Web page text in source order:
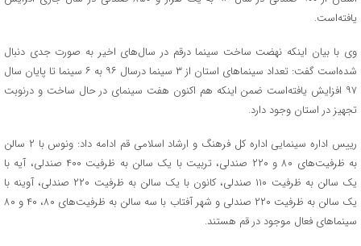
یافته‌است.
وی با بیان اینکه نهضت ساخت سینما درقم در سال‌های اخیر به صورت جدی دنبال
شده‌است گفت: تعداد سینماهای استان از ۳ سینما درسال ۹۶ به ۶ سینما تا پایان سال
۹۷ افزایش یافته‌است ضمن اینکه هم اکنون هفت سینمای در حال ساخت و درنوبت
تجهیز در استان وجود دارد.
رییس اداره سینمایی اداره کل فرهنگ و ارشاد اسلامی قم ادامه داد: ونوس با ۲ سالن
به ظرفیت‌های ۸۰ و ۲۲۰ صندلی، تربیت با یک سالن به ظرفیت ۴۰۰ صندلی، آیه با
یک سالن به ظرفیت ۱۱۰ صندلی، کانون با یک سالن به ظرفیت ۲۲۰ صندلی، آوینه با
یک سالن به ظرفیت ۲۲۰ صندلی و ‌شهر آفتاب با سه سالن به ظرفیت‌های ۸۰، ۴۰ و ۸۰
سینماهای فعال موجود در قم هستند.